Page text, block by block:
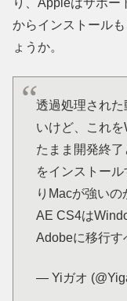
り、Appleはサポー
からインストール
ょうか。
透過処理され
いけど、これ
たまま開発終
をインストー
りMacが強いの
AE CS4は
Adobeに移行す
— Yiガオ